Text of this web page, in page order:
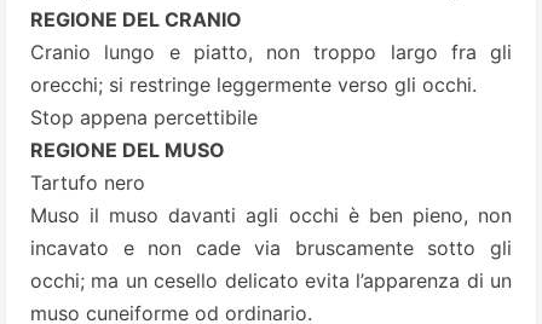
REGIONE DEL CRANIO
Cranio lungo e piatto, non troppo largo fra gli
orecchi; si restringe leggermente verso gli occhi.
Stop appena percettibile
REGIONE DEL MUSO
Tartufo nero
Muso il muso davanti agli occhi è ben pieno, non
incavato e non cade via bruscamente sotto gli
occhi; ma un cesello delicato evita l’apparenza di un
muso cuneiforme od ordinario.